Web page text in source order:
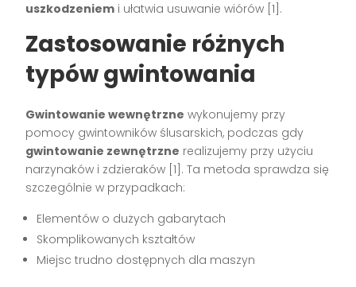
uszkodzeniem i ułatwia usuwanie wiórów [1].
Zastosowanie różnych
typów gwintowania
Gwintowanie wewnętrzne wykonujemy przy
pomocy gwintowników ślusarskich, podczas gdy
gwintowanie zewnętrzne realizujemy przy użyciu
narzynaków i zdzieraków [1]. Ta metoda sprawdza się
szczególnie w przypadkach:
Elementów o dużych gabarytach
Skomplikowanych kształtów
Miejsc trudno dostępnych dla maszyn